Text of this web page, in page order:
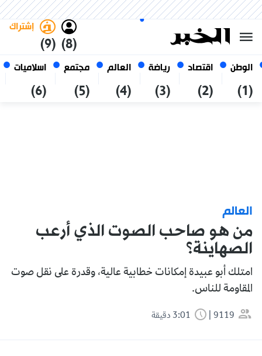
الوطن
(1)
اقتصاد
(2)
رياضة
(3)
العالم
(4)
مجتمع
(5)
اسلاميات
(6)
(8)
إشتراك
(9)
06 أغسطس 2026
الجزائر
العالم
من هو صاحب الصوت الذي أرعب
الصهاينة؟
امتلك أبو عبيدة إمكانات خطابية عالية، وقدرة على نقل صوت
المقاومة للناس.
9119